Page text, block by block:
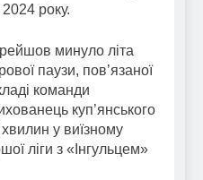
року.
минуло літа
паузи, пов’язаної
команди
куп’янського
у виїзному
ліги з «Інгульцем»